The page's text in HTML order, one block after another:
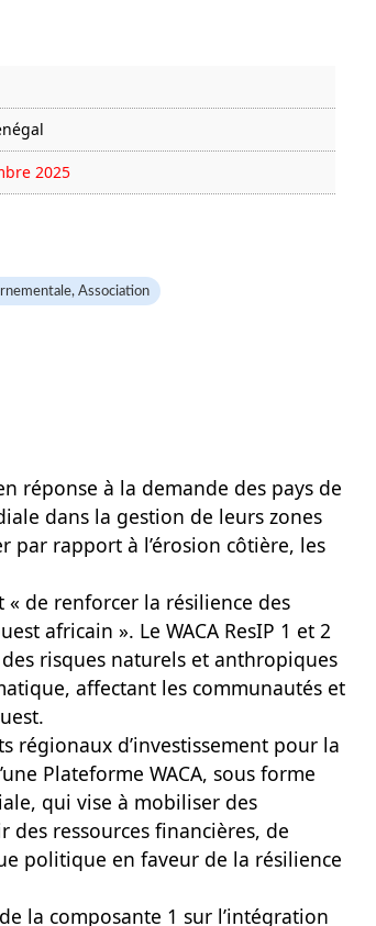
2025
Association
réponse à la demande des pays de
dans la gestion de leurs zones
par rapport à l’érosion côtière, les
« de renforcer la résilience des
africain ». Le WACA ResIP 1 et 2
risques naturels et anthropiques
affectant les communautés et
régionaux d’investissement pour la
Plateforme WACA, sous forme
qui vise à mobiliser des
ressources financières, de
politique en faveur de la résilience
la composante 1 sur l’intégration